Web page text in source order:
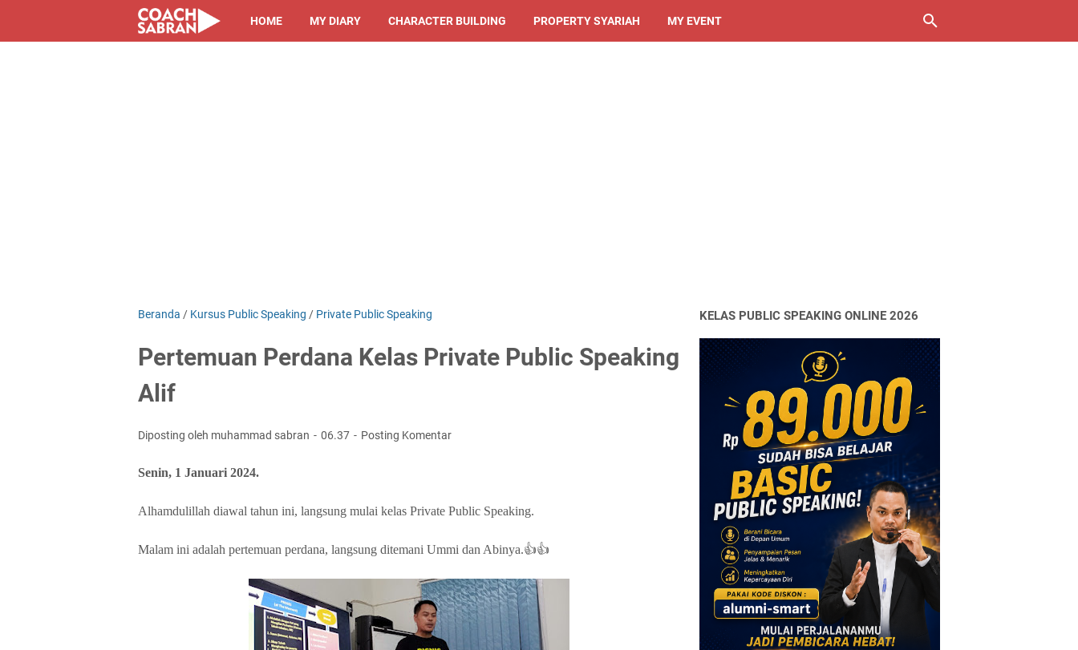
HOME MY DIARY CHARACTER BUILDING PROPERTY SYARIAH MY EVENT
Beranda / Kursus Public Speaking / Private Public Speaking
Pertemuan Perdana Kelas Private Public Speaking
Alif
Diposting oleh muhammad sabran 06.37 Posting Komentar
Senin, 1 Januari 2024.
Alhamdulillah diawal tahun ini, langsung mulai kelas Private Public Speaking.
Malam ini adalah pertemuan perdana, langsung ditemani Ummi dan Abinya.👍👍
KELAS PUBLIC SPEAKING ONLINE 2026